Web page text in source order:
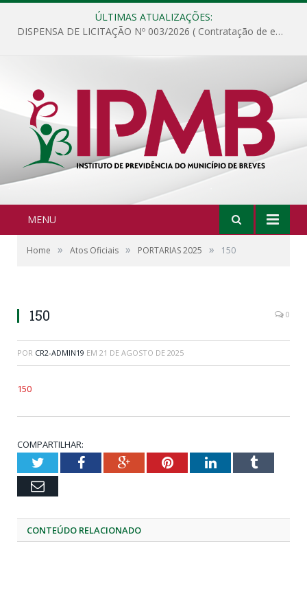
ÚLTIMAS ATUALIZAÇÕES:
DISPENSA DE LICITAÇÃO Nº 003/2026 ( Contratação de empresa para fornecimento de gêneros alimentícios não perecíveis, materiais de expediente, descartáveis, copa e cozinha, para análise e posterior publicação.)
MENU
Home » Atos Oficiais » PORTARIAS 2025 » 150
150 0
POR CR2-ADMIN19 EM 21 DE AGOSTO DE 2025
150
COMPARTILHAR:
TwitterFacebookGoogle+PinterestLinkedInTumblr
Email
CONTEÚDO RELACIONADO